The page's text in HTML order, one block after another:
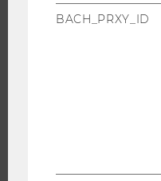
EXECUTIVE EDUCATION
INTERNATIONALE UND
ANGEBOTE FÜR SCHULEN
BACH_PRXY_ID